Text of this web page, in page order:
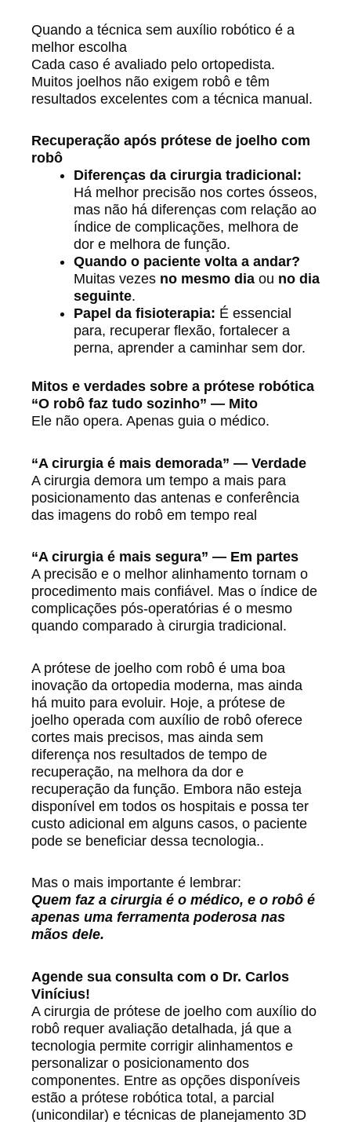
Quando a técnica sem auxílio robótico é a
melhor escolha
Cada caso é avaliado pelo ortopedista.
Muitos joelhos não exigem robô e têm
resultados excelentes com a técnica manual.
Recuperação após prótese de joelho com
robô
Diferenças da cirurgia tradicional:
Há melhor precisão nos cortes ósseos,
mas não há diferenças com relação ao
índice de complicações, melhora de
dor e melhora de função.
Quando o paciente volta a andar?
Muitas vezes no mesmo dia ou no dia
seguinte.
Papel da fisioterapia: É essencial
para, recuperar flexão, fortalecer a
perna, aprender a caminhar sem dor.
Mitos e verdades sobre a prótese robótica
“O robô faz tudo sozinho” — Mito
Ele não opera. Apenas guia o médico.
“A cirurgia é mais demorada” — Verdade
A cirurgia demora um tempo a mais para
posicionamento das antenas e conferência
das imagens do robô em tempo real
“A cirurgia é mais segura” — Em partes
A precisão e o melhor alinhamento tornam o
procedimento mais confiável. Mas o índice de
complicações pós-operatórias é o mesmo
quando comparado à cirurgia tradicional.
A prótese de joelho com robô é uma boa
inovação da ortopedia moderna, mas ainda
há muito para evoluir. Hoje, a prótese de
joelho operada com auxílio de robô oferece
cortes mais precisos, mas ainda sem
diferença nos resultados de tempo de
recuperação, na melhora da dor e
recuperação da função. Embora não esteja
disponível em todos os hospitais e possa ter
custo adicional em alguns casos, o paciente
pode se beneficiar dessa tecnologia..
Mas o mais importante é lembrar:
Quem faz a cirurgia é o médico, e o robô é
apenas uma ferramenta poderosa nas
mãos dele.
Agende sua consulta com o Dr. Carlos
Vinícius!
A cirurgia de prótese de joelho com auxílio do
robô requer avaliação detalhada, já que a
tecnologia permite corrigir alinhamentos e
personalizar o posicionamento dos
componentes. Entre as opções disponíveis
estão a prótese robótica total, a parcial
(unicondilar) e técnicas de planejamento 3D